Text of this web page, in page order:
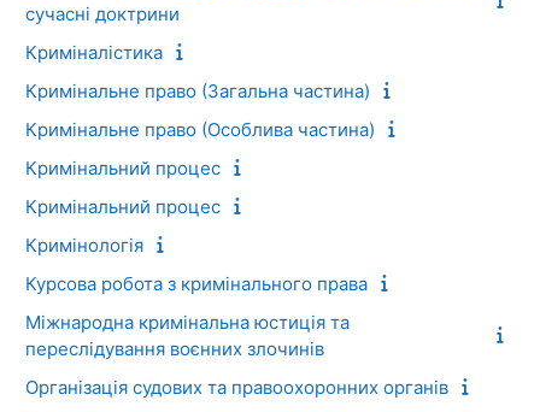
сучасні доктрини
Криміналістика
Кримінальне право (Загальна частина)
Кримінальне право (Особлива частина)
Кримінальний процес
Кримінальний процес
Кримінологія
Курсова робота з кримінального права
Міжнародна кримінальна юстиція та
переслідування воєнних злочинів
Організація судових та правоохоронних органів